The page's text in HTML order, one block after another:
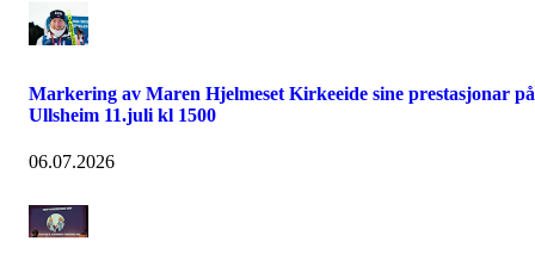
Markering av Maren Hjelmeset Kirkeeide sine prestasjonar på
Ullsheim 11.juli kl 1500
06.07.2026